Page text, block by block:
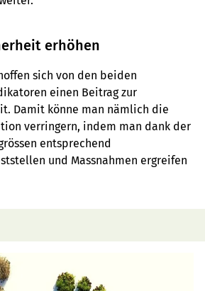
erhöhen
sich von den beiden
einen Beitrag zur
Damit könne man nämlich die
verringern, indem man dank der
entsprechend
und Massnahmen ergreifen